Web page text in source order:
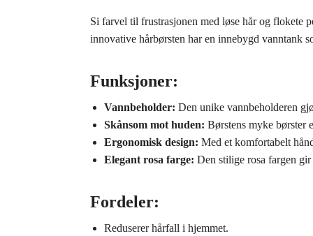
Si farvel til frustrasjonen med løse hår og flokete
innovative hårbørsten har en innebygd vanntank
Funksjoner:
Vannbeholder: Den unike vannbeholderen
Skånsom mot huden: Børstens myke børster
Ergonomisk design: Med et komfortabelt
Elegant rosa farge: Den stilige rosa fargen
Fordeler:
Reduserer hårfall i hjemmet.